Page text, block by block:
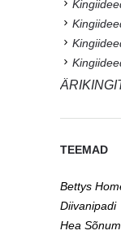
TEEMAD
Bettys
Diivanipadi
Hea